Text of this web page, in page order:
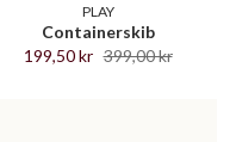
PLAY
Containerskib
199,50 kr 399,00 kr